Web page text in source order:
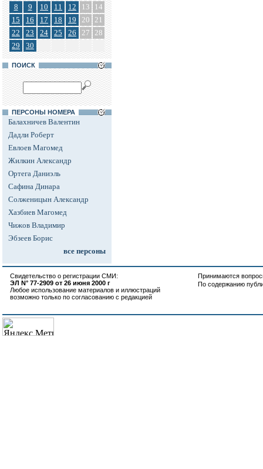
8
9 10 11 12 13
14
15
16 17 18 19 20 21
22
23 24 25 26 27 28
29
30
ПОИСК
ПЕРСОНЫ НОМЕРА
Балахничев Валентин
Дадли Роберт
Евлоев Магомед
Жилкин Александр
Ортега Даниэль
Сафина Динара
Солженицын Александр
Хазбиев Магомед
Чижов Владимир
Эбзеев Борис
все персоны
Свидетельство о регистрации СМИ:
ЭЛ N° 77-2909 от 26 июня 2000 г
Любое использование материалов и иллюстраций
возможно только по согласованию с редакцией
Принимаются
По содержанию